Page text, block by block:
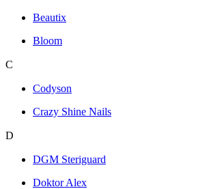
Beautix
Bloom
C
Codyson
Crazy Shine Nails
D
DGM Steriguard
Doktor Alex